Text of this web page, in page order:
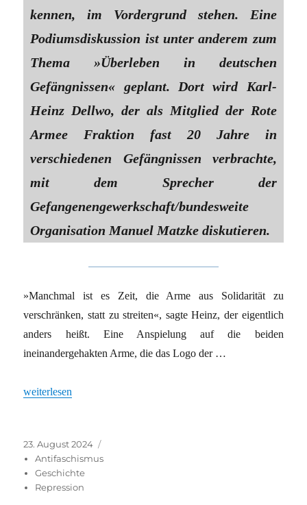
kennen, im Vordergrund stehen. Eine
Podiumsdiskussion ist unter anderem zum
Thema »Überleben in deutschen
Gefängnissen« geplant. Dort wird Karl-
Heinz Dellwo, der als Mitglied der Rote
Armee Fraktion fast 20 Jahre in
verschiedenen Gefängnissen verbrachte,
mit dem Sprecher der
Gefangenengewerkschaft/bundesweite
Organisation Manuel Matzke diskutieren.
»Manchmal ist es Zeit, die Arme aus Solidarität zu
verschränken, statt zu streiten«, sagte Heinz, der eigentlich
anders heißt. Eine Anspielung auf die beiden
ineinandergehakten Arme, die das Logo der …
„Die Arme verschränkt, die Kräfte vereint“
weiterlesen
Veröffentlicht
am
23. August 2024
Antifaschismus
Geschichte
Repression